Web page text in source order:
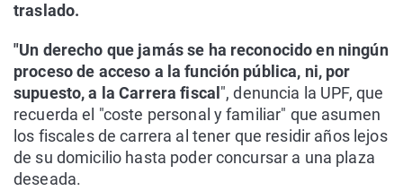
traslado.
"Un derecho que jamás se ha reconocido en ningún
proceso de acceso a la función pública, ni, por
supuesto, a la Carrera fiscal ", denuncia la UPF, que
recuerda el "coste personal y familiar" que asumen
los fiscales de carrera al tener que residir años lejos
de su domicilio hasta poder concursar a una plaza
deseada.